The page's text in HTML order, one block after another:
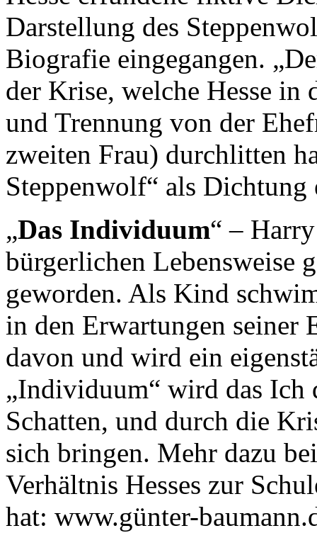
Darstellung des
Biografie eingegangen.
der Krise, welche Hesse in
und Trennung von der
zweiten Frau) durchlitten
Steppenwolf“ als
„Das Individuum“ –
bürgerlichen Lebensweise
geworden. Als Kind
in den Erwartungen seiner
davon und wird ein
„Individuum“ wird das Ich
Schatten, und durch die
sich bringen. Mehr dazu
Verhältnis Hesses zur
hat: www.günter-